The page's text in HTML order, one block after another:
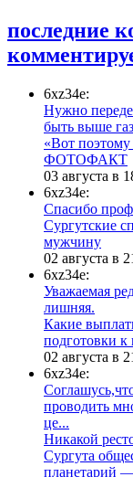
последние
6xz34e:
Нужно
быть выше
«Вот
ФОТОФАКТ
03 августа в
6xz34e:
Спасибо
Сургутские
мужчину
02 августа в
6xz34e:
Уважаемая
лишняя.
Какие
подготовки
02 августа в
6xz34e:
проводить
це...
​Никакой
Сургута
планетарий